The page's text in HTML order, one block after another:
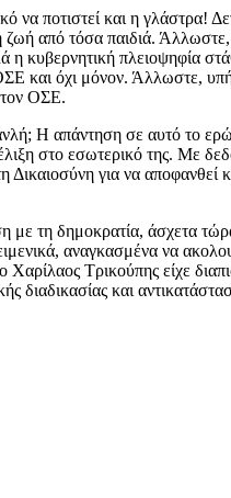
ποτιστεί και η γλάστρα!
ζωή από τόσα παιδιά.
κυβερνητική πλειοψηφία
και όχι μόνον. Άλλωστε,
ΟΣΕ.
Η απάντηση σε αυτό το
στο εσωτερικό της. Με
για να αποφανθεί
με τη δημοκρατία, άσχετα
αναγκασμένα να
Τρικούπης είχε
διαδικασίας και